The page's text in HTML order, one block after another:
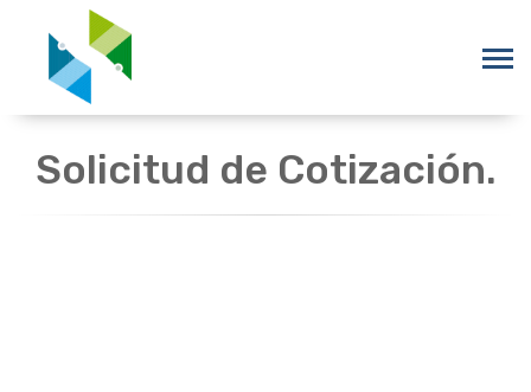
Solicitud de Cotización.